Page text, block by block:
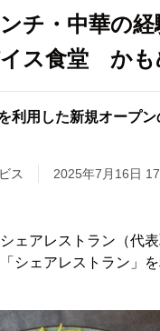
チ・中華の
ス食堂 かも
利用した新規オープ
ス 2025年7月16日
ェアレストラン（代
シェアレストラン」